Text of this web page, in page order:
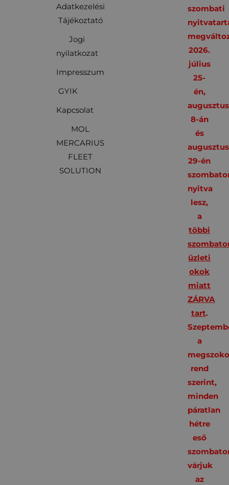
Adatkezelési
Tájékoztató
Jogi
nyilatkozat
Impresszum
GYIK
Kapcsolat
MOL
MERCARIUS
FLEET
SOLUTION
szombati
2026.
július
25-
én,
augusztus
8-án
és
augusztus
29-én
nyitva
lesz,
a
többi
üzleti
okok
miatt
ZÁRVA
tart.
a
rend
szerint,
minden
páratlan
hétre
eső
várjuk
az